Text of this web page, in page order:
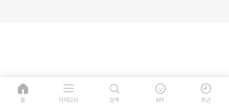
홈 카테고리 검색 MY 최근